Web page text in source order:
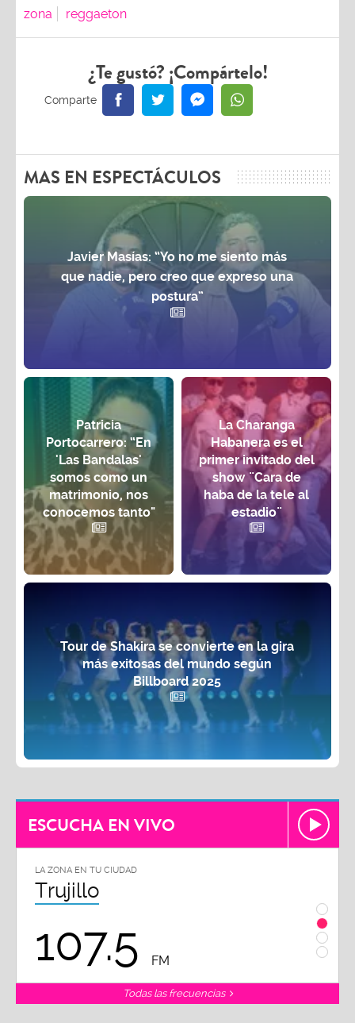
zona
reggaeton
¿Te gustó? ¡Compártelo!
MAS EN ESPECTÁCULOS
Javier Masías: “Yo no me siento más
que nadie, pero creo que expreso una
postura”
Patricia
Portocarrero: “En
'Las Bandalas'
somos como un
matrimonio, nos
conocemos tanto"
La Charanga
Habanera es el
primer invitado del
show ¨Cara de
haba de la tele al
estadio¨
Tour de Shakira se convierte en la gira
más exitosas del mundo según
Billboard 2025
ESCUCHA EN VIVO
LA ZONA EN TU CIUDAD
Chiclayo
102.3 FM
Todas las frecuencias